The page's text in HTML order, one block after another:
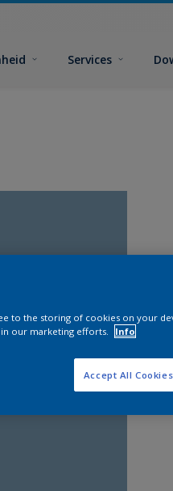
Services
to the storing of cookies on your
in our marketing efforts.
Info
Accept All Cookies